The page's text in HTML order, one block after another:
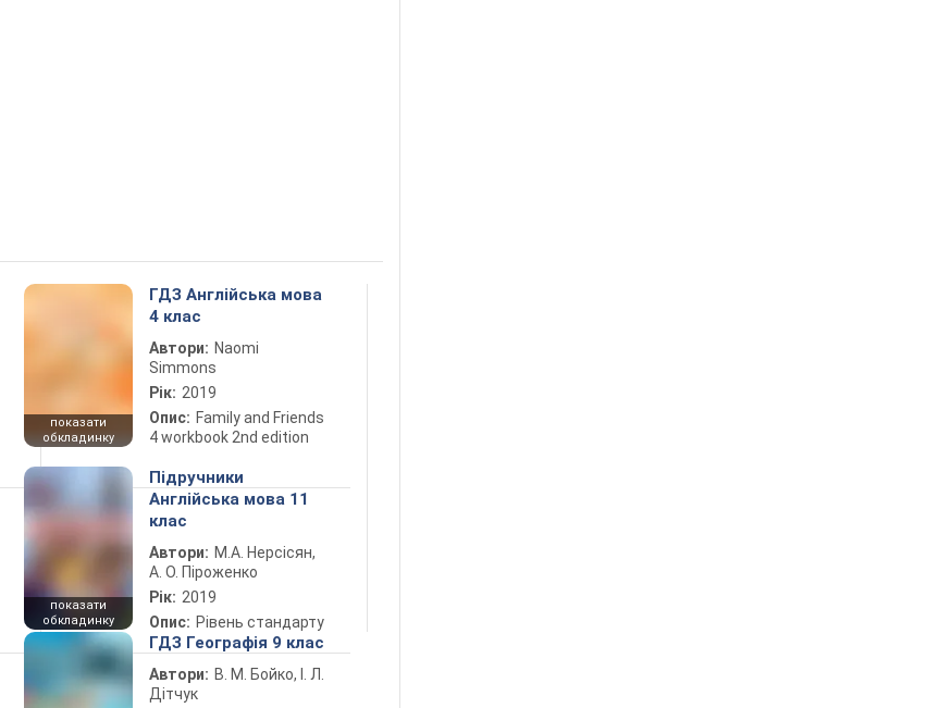
показати
обкладинку
ГДЗ Англійська мова
4 клас
Автори: Naomi
Simmons
Рік: 2019
Опис: Family and Friends
4 workbook 2nd edition
показати
обкладинку
Підручники
Англійська мова 11
клас
Автори: М.А. Нерсісян,
А. О. Піроженко
Рік: 2019
Опис: Рівень стандарту
ГДЗ Географія 9 клас
Автори: В. М. Бойко, І. Л.
Дітчук